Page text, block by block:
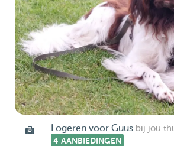
Logeren voor Guus bij jou
4 AANBIEDINGEN